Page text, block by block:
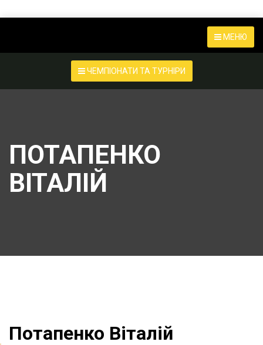
МЕНЮ
ЧЕМПІОНАТИ ТА ТУРНІРИ
ПОТАПЕНКО
ВІТАЛІЙ
Потапенко Віталій